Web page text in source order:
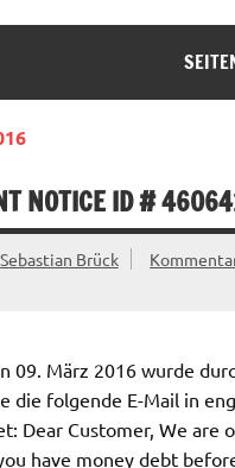
NOTICE ID #
Sebastian Brück
09. März 2016 wurde
die folgende E-Mail in
Dear Customer, We are
have money debt